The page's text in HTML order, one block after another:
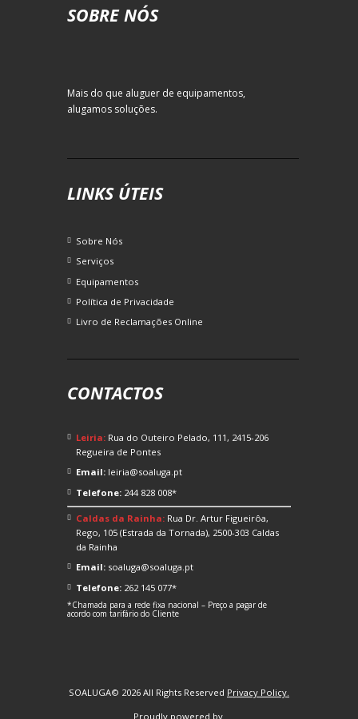
SOBRE NÓS
Mais do que aluguer de equipamentos,
alugamos soluções.
LINKS ÚTEIS
Sobre Nós
Serviços
Equipamentos
Política de Privacidade
Livro de Reclamações Online
CONTACTOS
Leiria: Rua do Outeiro Pelado, 111, 2415-206
Regueira de Pontes
Email: leiria@soaluga.pt
Telefone: 244 828 008*
Caldas da Rainha: Rua Dr. Artur Figueirôa,
Rego, 105 (Estrada da Tornada), 2500-303 Caldas
da Rainha
Email: soaluga@soaluga.pt
Telefone: 262 145 077*
*Chamada para a rede fixa nacional – Preço a pagar de
acordo com tarifário do Cliente
SOALUGA© 2026 All Rights Reserved Privacy Policy.
Proudly powered by